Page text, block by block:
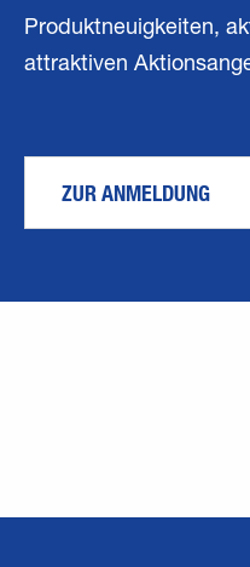
Produktneuigkeiten,
attraktiven
ZUR ANMELDUNG